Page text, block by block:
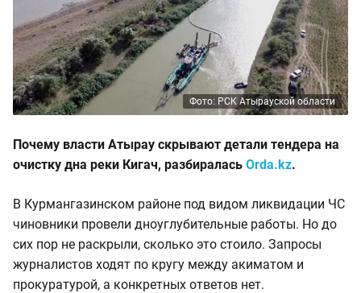
Фото: РСК Атырауской области
Почему власти Атырау скрывают детали тендера на
очистку дна реки Кигач, разбиралась Orda.kz.
В Курмангазинском районе под видом ликвидации ЧС
чиновники провели дноуглубительные работы. Но до
сих пор не раскрыли, сколько это стоило. Запросы
журналистов ходят по кругу между акиматом и
прокуратурой, а конкретных ответов нет.